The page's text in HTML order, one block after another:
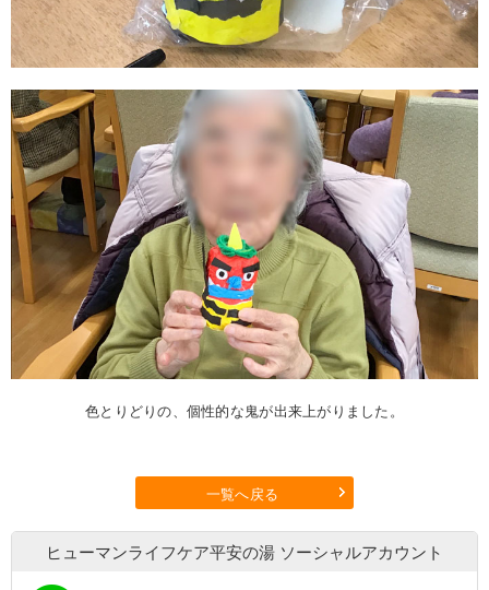
色とりどりの、個性的な鬼が出来上がりました。
一覧へ戻る
ヒューマンライフケア平安の湯 ソーシャルアカウント